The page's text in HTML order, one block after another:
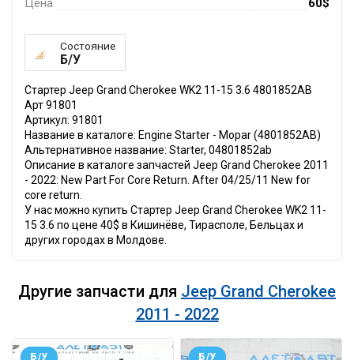
Цена 60$
Состояние
Б/У
Стартер Jeep Grand Cherokee WK2 11-15 3.6 4801852AB
Арт 91801
Артикул: 91801
Название в каталоге: Engine Starter - Mopar (4801852AB)
Альтернативное название: Starter, 04801852ab
Описание в каталоге запчастей Jeep Grand Cherokee 2011
- 2022: New Part For Core Return. After 04/25/11 New for
core return.
У нас можно купить Стартер Jeep Grand Cherokee WK2 11-
15 3.6 по цене 40$ в Кишинёве, Тирасполе, Бельцах и
других городах в Молдове.
Другие запчасти для Jeep Grand Cherokee
2011 - 2022
Б/У Б/У